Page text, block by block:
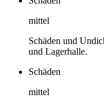
mittel
Schäden und
und Lagerhalle.
Schäden
mittel